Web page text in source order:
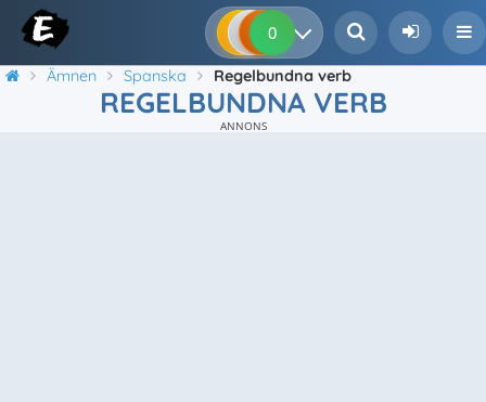
0 0 0
Ämnen Spanska Regelbundna verb
REGELBUNDNA VERB
ANNONS